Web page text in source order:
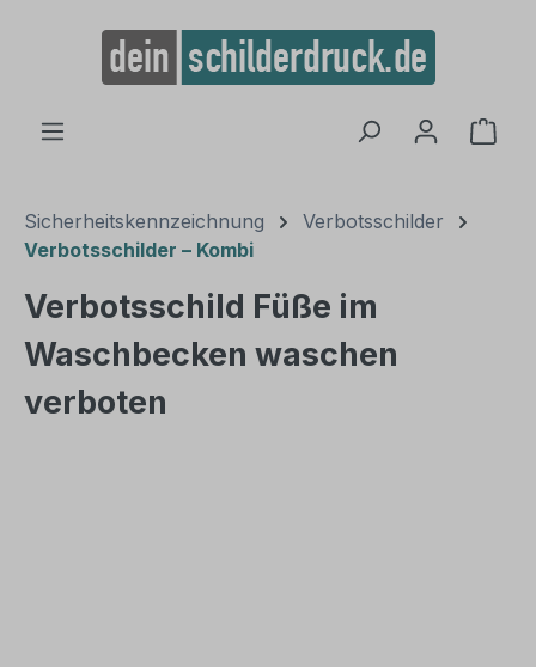
springen
Sicherheitskennzeichnung
Verbotsschilder
Verbotsschilder – Kombi
Verbotsschild Füße im
Waschbecken waschen
verboten